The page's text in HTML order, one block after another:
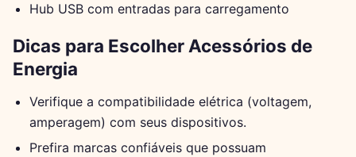
Hub USB com entradas para carregamento
Dicas para Escolher Acessórios de
Energia
Verifique a compatibilidade elétrica (voltagem,
amperagem) com seus dispositivos.
Prefira marcas confiáveis que possuam